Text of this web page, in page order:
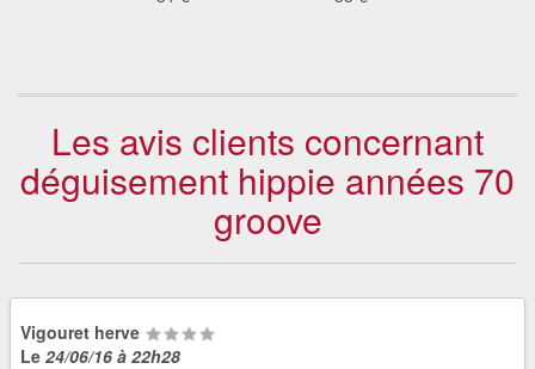
Les avis clients concernant
déguisement hippie années 70
groove
Vigouret herve
Le 24/06/16 à 22h28